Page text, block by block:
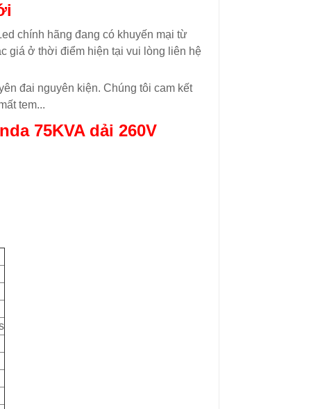
chính hãng đang có khuyến mại từ
giá ở thời điểm hiện tại vui lòng liên hệ
đai nguyên kiện. Chúng tôi cam kết
tem...
75KVA dải 260V